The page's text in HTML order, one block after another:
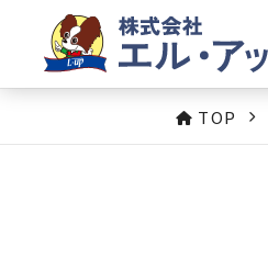
TOP